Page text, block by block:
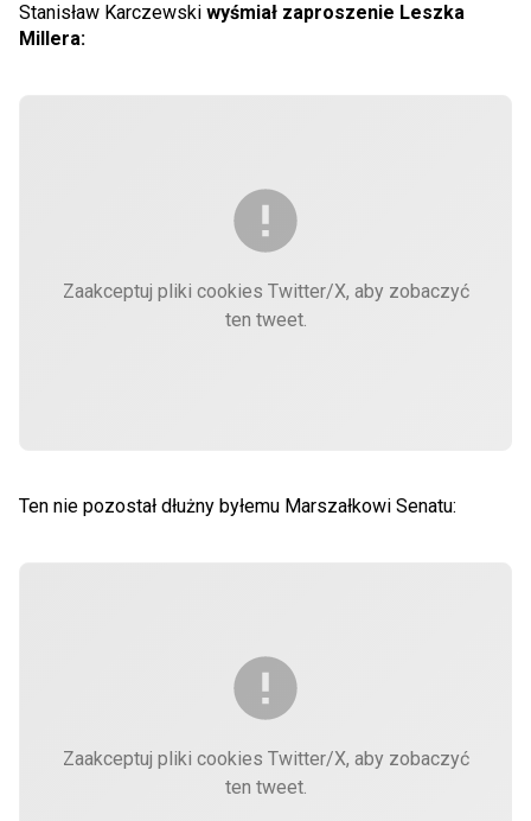
Stanisław Karczewski wyśmiał zaproszenie Leszka
Millera:
Zaakceptuj pliki cookies Twitter/X, aby zobaczyć
ten tweet.
Ten nie pozostał dłużny byłemu Marszałkowi Senatu:
Zaakceptuj pliki cookies Twitter/X, aby zobaczyć
ten tweet.